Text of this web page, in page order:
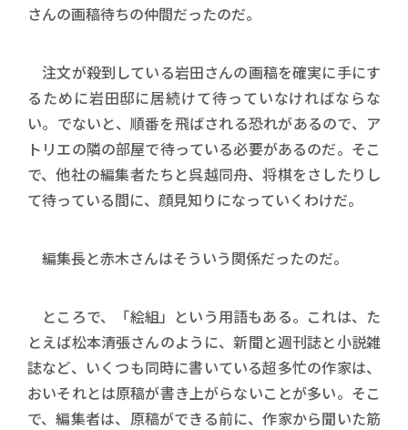
さんの画稿待ちの仲間だったのだ。
注文が殺到している岩田さんの画稿を確実に手にす
るために岩田邸に居続けて待っていなければならな
い。でないと、順番を飛ばされる恐れがあるので、ア
トリエの隣の部屋で待っている必要があるのだ。そこ
で、他社の編集者たちと呉越同舟、将棋をさしたりし
て待っている間に、顔見知りになっていくわけだ。
編集長と赤木さんはそういう関係だったのだ。
ところで、「絵組」という用語もある。これは、た
とえば松本清張さんのように、新聞と週刊誌と小説雑
誌など、いくつも同時に書いている超多忙の作家は、
おいそれとは原稿が書き上がらないことが多い。そこ
で、編集者は、原稿ができる前に、作家から聞いた筋